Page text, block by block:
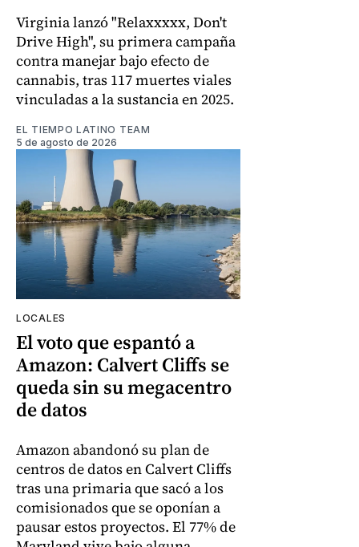
Virginia lanzó "Relaxxxxx, Don't
Drive High", su primera campaña
contra manejar bajo efecto de
cannabis, tras 117 muertes viales
vinculadas a la sustancia en 2025.
EL TIEMPO LATINO TEAM
5 de agosto de 2026
LOCALES
El voto que espantó a
Amazon: Calvert Cliffs se
queda sin su megacentro
de datos
Amazon abandonó su plan de
centros de datos en Calvert Cliffs
tras una primaria que sacó a los
comisionados que se oponían a
pausar estos proyectos. El 77% de